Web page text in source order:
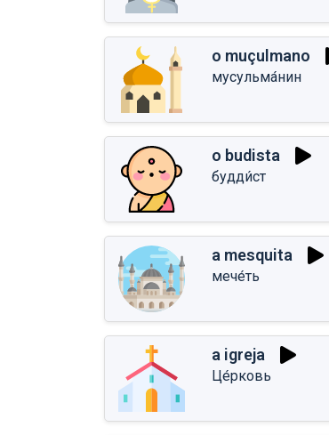
o muçulmano
мусульма́нин
o budista
будди́ст
a mesquita
мече́ть
a igreja
Це́рковь